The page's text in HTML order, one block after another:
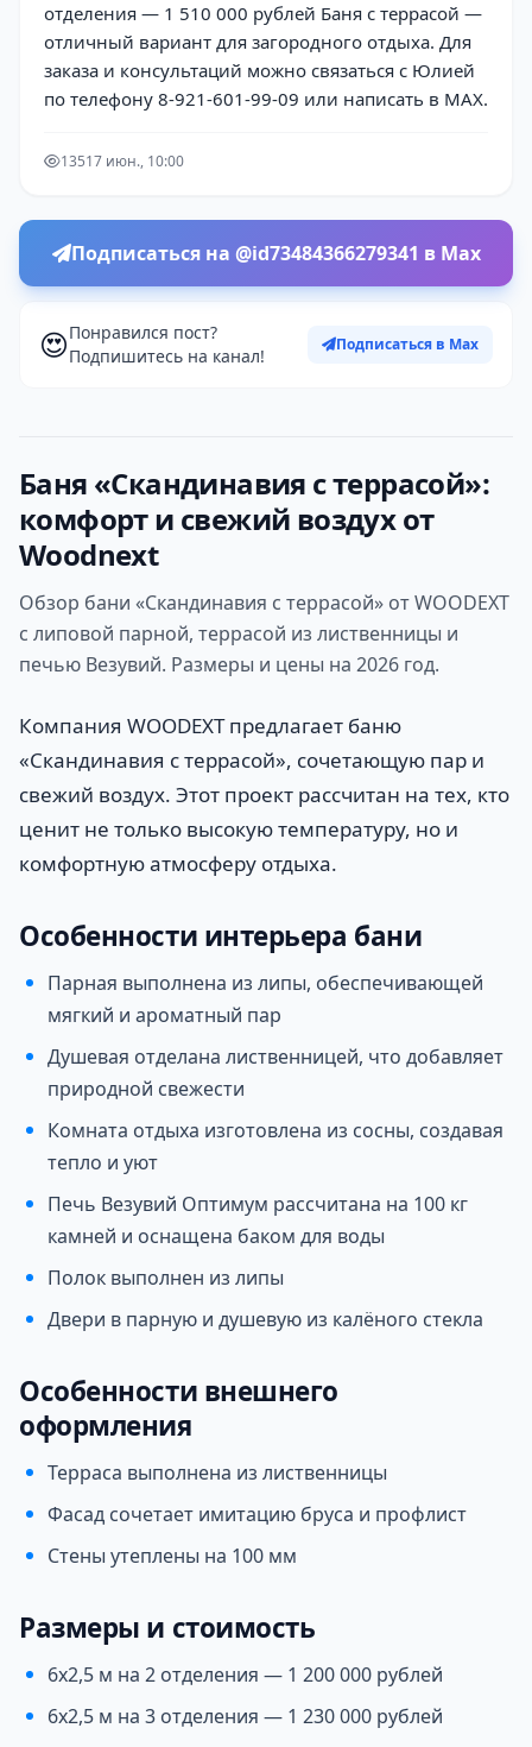
отделения — 1 510 000 рублей Баня с террасой —
отличный вариант для загородного отдыха. Для
заказа и консультаций можно связаться с Юлией
по телефону 8-921-601-99-09 или написать в MAX.
13517 июн., 10:00
Подписаться на @id73484366279341 в Max
😍Понравился пост?
Подпишитесь на канал!
Подписаться в Max
Баня «Скандинавия с террасой»:
комфорт и свежий воздух от
Woodnext
Обзор бани «Скандинавия с террасой» от WOODEXT
с липовой парной, террасой из лиственницы и
печью Везувий. Размеры и цены на 2026 год.
Компания WOODEXT предлагает баню
«Скандинавия с террасой», сочетающую пар и
свежий воздух. Этот проект рассчитан на тех, кто
ценит не только высокую температуру, но и
комфортную атмосферу отдыха.
Особенности интерьера бани
Парная выполнена из липы, обеспечивающей
мягкий и ароматный пар
Душевая отделана лиственницей, что добавляет
природной свежести
Комната отдыха изготовлена из сосны, создавая
тепло и уют
Печь Везувий Оптимум рассчитана на 100 кг
камней и оснащена баком для воды
Полок выполнен из липы
Двери в парную и душевую из калёного стекла
Особенности внешнего
оформления
Терраса выполнена из лиственницы
Фасад сочетает имитацию бруса и профлист
Стены утеплены на 100 мм
Размеры и стоимость
6х2,5 м на 2 отделения — 1 200 000 рублей
6х2,5 м на 3 отделения — 1 230 000 рублей